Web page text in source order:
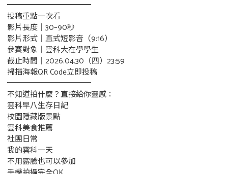
━━━━━━━━━━━
投稿重點一次看
影片長度｜30–90秒
影片形式｜直式短影音（9:16）
參賽對象｜雲科大在學學生
截止時間｜2026.04.30（四）23:59
掃描海報QR Code立即投稿
━━━━━━━━━━━
不知道拍什麼？直接給你靈感：
雲科早八生存日記
校園隱藏版景點
雲科美食推薦
社團日常
我的雲科一天
不用露臉也可以參加